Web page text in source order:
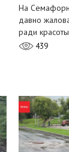
На
давно
ради
439